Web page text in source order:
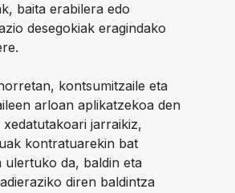
baita erabilera edo
desegokiak eragindako
kontsumitzaile eta
arloan aplikatzekoa den
xedatutakoari jarraikiz,
kontratuarekin bat
ulertuko da, baldin eta
diren baldintza